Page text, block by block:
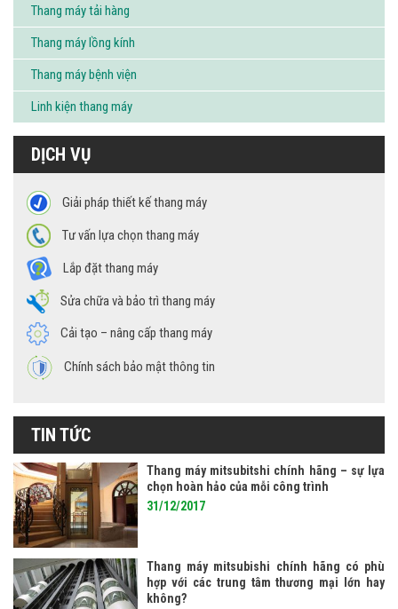
Thang máy tải hàng
Thang máy lồng kính
Thang máy bệnh viện
Linh kiện thang máy
DỊCH VỤ
Giải pháp thiết kế thang máy
Tư vấn lựa chọn thang máy
Lắp đặt thang máy
Sửa chữa và bảo trì thang máy
Cải tạo – nâng cấp thang máy
Chính sách bảo mật thông tin
TIN TỨC
Thang máy mitsubitshi chính hãng – sự lựa
chọn hoàn hảo của mỗi công trình
31/12/2017
Thang máy mitsubishi chính hãng có phù
hợp với các trung tâm thương mại lớn hay
không?